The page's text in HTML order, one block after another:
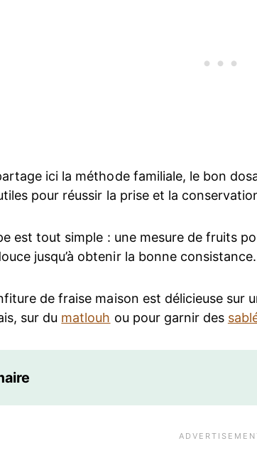
ici la méthode familiale, le bon
pour réussir la prise et la
est tout simple : une mesure de fruits
jusqu’à obtenir la bonne consistance.
de fraise maison est délicieuse sur
sur du matlouh ou pour garnir des